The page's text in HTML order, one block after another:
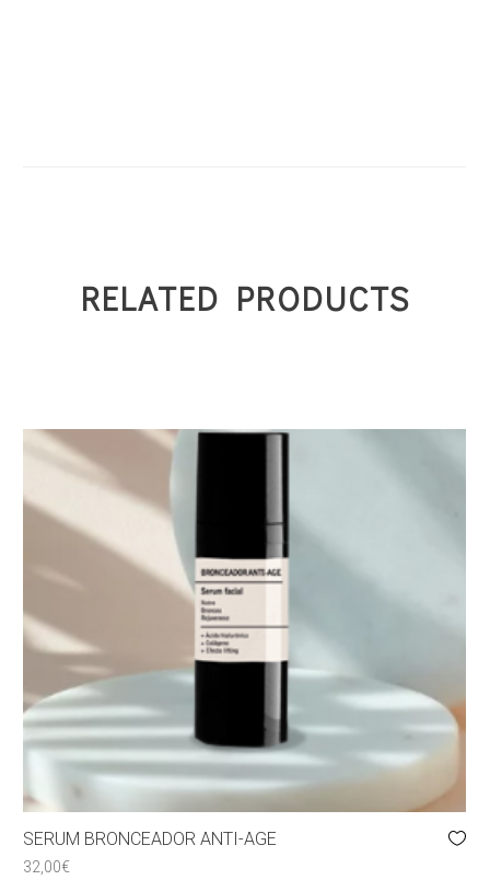
RELATED PRODUCTS
SERUM BRONCEADOR ANTI-AGE
32,00€